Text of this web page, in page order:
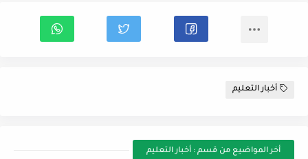
أخبار التعليم
أخر المواضيع من قسم : أخبار التعليم